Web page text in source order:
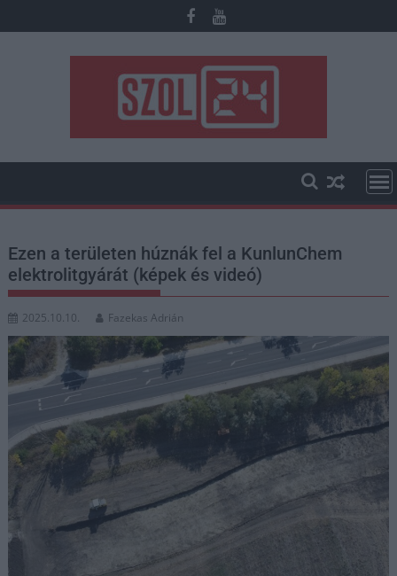
to
Ezen a területen húznák fel a KunlunChem
elektrolitgyárát (képek és videó)
2025.10.10. Fazekas Adrián